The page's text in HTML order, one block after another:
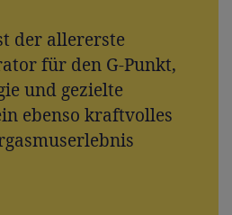
der allererste
für den G-Punkt,
und gezielte
ebenso kraftvolles